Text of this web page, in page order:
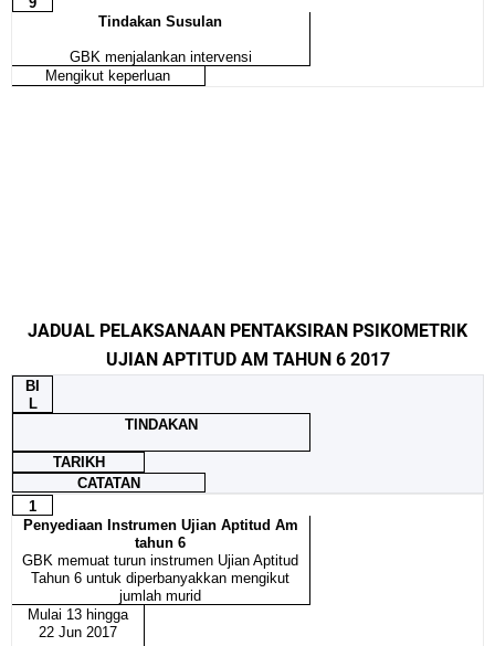
Tindakan Susulan
GBK menjalankan intervensi
Mengikut keperluan
JADUAL PELAKSANAAN PENTAKSIRAN PSIKOMETRIK
UJIAN APTITUD AM TAHUN 6 2017
BI
L
TINDAKAN
TARIKH
CATATAN
1
Penyediaan Instrumen Ujian Aptitud Am
tahun 6
GBK memuat turun instrumen Ujian Aptitud
Tahun 6 untuk diperbanyakkan mengikut
jumlah murid
Mulai 13 hingga
22 Jun 2017